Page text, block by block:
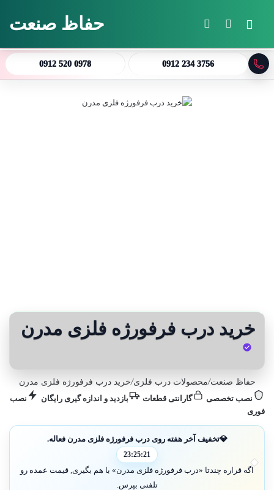
جستجو برای حفاظ صنعت
0912 520 0978 0912 234 3756
خرید درب فرفورژه فلزی مدرن
حفاظ صنعت/محصولات درب فلزی/خرید درب فرفورژه فلزی مدرن
نصب تخصصی
گارانتی قطعات بازدید و اندازه گیری رایگان
نصب
فوری
23:25:19
💎تخفیف آخر هفته روی درب فرفورژه فلزی مدرن فعاله.
اگه قراره چندتا «درب فرفورژه فلزی مدرن» با هم بگیری, قیمت عمده رو
تلفنی بپرس.